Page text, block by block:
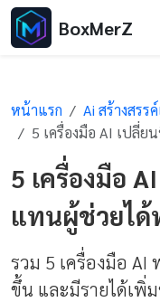
BoxMerZ
หน้าแรก
Ai สร้างสรร
5 เครื่องมือ AI เปลี่ยนชีวิตฟรี! ใช้แทนผู้ช่ว
5 เครื่องมือ
แทนผู้ช่วยได้
รวม 5 เครื่องมือ AI
ขึ้น และมีรายได้เพิ่